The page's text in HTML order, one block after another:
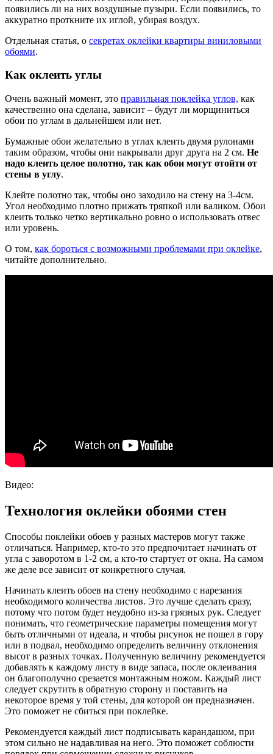
появились ли на них воздушные пузыри. Если появились, то
аккуратно проткните их иглой, убирая воздух.
Отдельная статья, о секретах оклейки квартиры виниловыми
обоями.
Как оклеить углы
Очень важный момент, это правильная поклейка углов, как
качественно она сделана, зависит – будут ли морщиниться
обои по углам в дальнейшем или нет.
Бумажные обои желательно в углах клеить двумя рулонами
таким образом, чтобы они накрывали друг друга на 2 см. Не
надо клеить целое полотно, так как обои могут отойти от
стены в углу.
Клейте полотно так, чтобы оно заходило на стену на 3-4см.
Угол необходимо плотно прижать тряпкой или валиком. Обои
клеить только четко вертикально ровно о использовать отвес
или уровень.
О том, как бороться с возможными проблемами при оклейке,
читайте дополнительно.
Видео:
Технология оклейки обоями стен
Способы поклейки обоев у разных мастеров могут также
отличаться. Например, кто-то это предпочитает начинать от
угла с заворотом в 1-2 см, а кто-то стартует от окна. На самом
же деле все зависит от конкретного случая.
Начинать клеить обоев на стену необходимо с нарезания
необходимого количества листов. Это лучше сделать сразу,
потому что потом будет неудобно из-за грязных рук. Следует
понимать, что геометрические параметры помещения могут
быть отличными от идеала, и чтобы рисунок не пошел в гору
или в подвал, необходимо определить величину отклонения
высот в разных точках. Полученную величину рекомендуется
добавлять к каждому листу в виде запаса, после оклеивания
он благополучно срезается монтажным ножом. Каждый лист
следует скрутить в обратную сторону и поставить на
некоторое время у той стены, для которой он предназначен.
Это поможет не сбиться при поклейке.
Рекомендуется каждый лист подписывать карандашом, при
этом сильно не надавливая на него. Это поможет соблюсти